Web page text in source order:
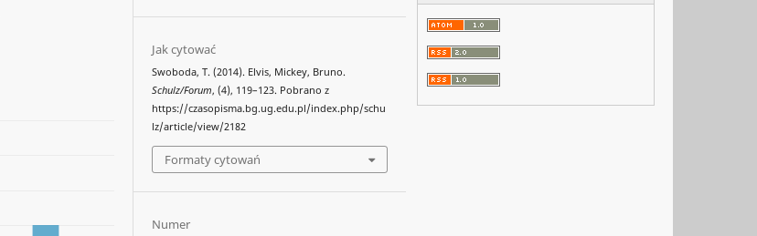
Jak cytować
Swoboda, T. (2014). Elvis, Mickey, Bruno.
Schulz/Forum, (4), 119–123. Pobrano z
https://czasopisma.bg.ug.edu.pl/index.php/schu
lz/article/view/2182
Formaty cytowań
Numer